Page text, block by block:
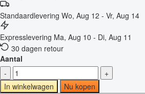
Standaardlevering Wo, Aug 12 - Vr, Aug 14
Expresslevering Ma, Aug 10 - Di, Aug 11
30 dagen retour
Aantal
-
+
In winkelwagen
Nu kopen